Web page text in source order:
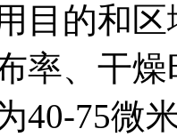
目的和
率、干
40-75微